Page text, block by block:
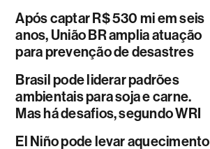
Após captar R$ 530 mi em seis
anos, União BR amplia atuação
para prevenção de desastres
Brasil pode liderar padrões
ambientais para soja e carne.
Mas há desafios, segundo WRI
El Niño pode levar aquecimento